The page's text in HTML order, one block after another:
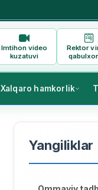
Imtihon video
kuzatuvi
Rektor
Xalqaro hamkorlik
Yangiliklar